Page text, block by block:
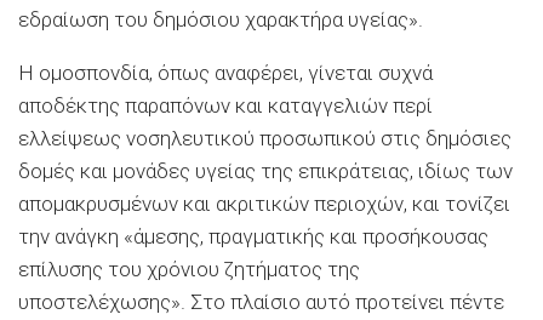
εδραίωση του δημόσιου χαρακτήρα υγείας».
Η ομοσπονδία, όπως αναφέρει, γίνεται συχνά
αποδέκτης παραπόνων και καταγγελιών περί
ελλείψεως νοσηλευτικού προσωπικού στις δημόσιες
δομές και μονάδες υγείας της επικράτειας, ιδίως των
απομακρυσμένων και ακριτικών περιοχών, και τονίζει
την ανάγκη «άμεσης, πραγματικής και προσήκουσας
επίλυσης του χρόνιου ζητήματος της
υποστελέχωσης». Στο πλαίσιο αυτό προτείνει πέντε